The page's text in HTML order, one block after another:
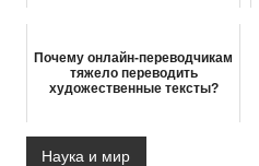
Почему онлайн-переводчикам
тяжело переводить
художественные тексты?
Наука и мир